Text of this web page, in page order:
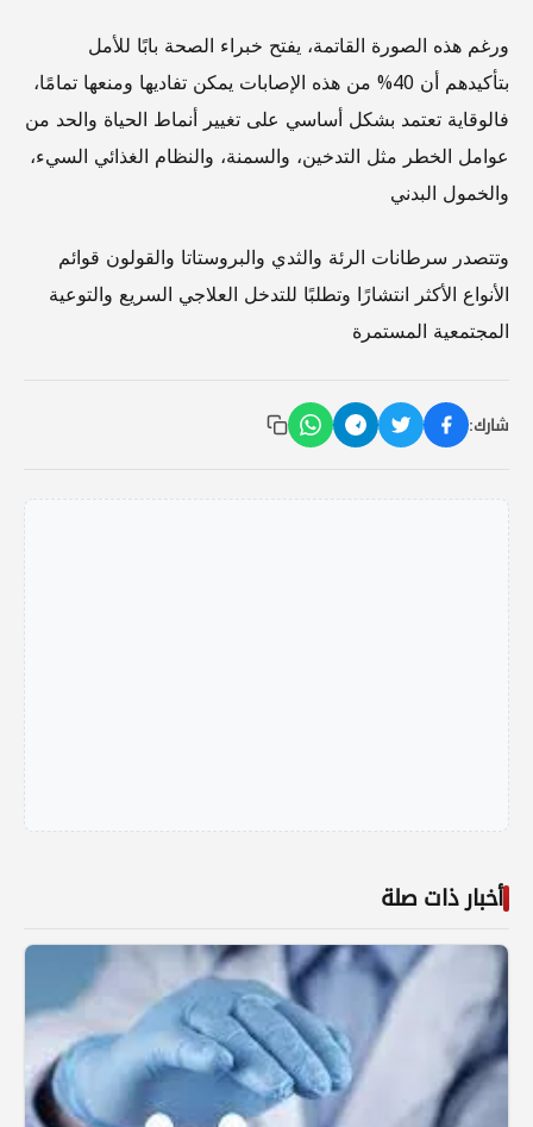
ورغم هذه الصورة القاتمة، يفتح خبراء الصحة بابًا للأمل
بتأكيدهم أن 40% من هذه الإصابات يمكن تفاديها ومنعها تمامًا،
فالوقاية تعتمد بشكل أساسي على تغيير أنماط الحياة والحد من
عوامل الخطر مثل التدخين، والسمنة، والنظام الغذائي السيء،
والخمول البدني
وتتصدر سرطانات الرئة والثدي والبروستاتا والقولون قوائم
الأنواع الأكثر انتشارًا وتطلبًا للتدخل العلاجي السريع والتوعية
المجتمعية المستمرة
شارك:
أخبار ذات صلة